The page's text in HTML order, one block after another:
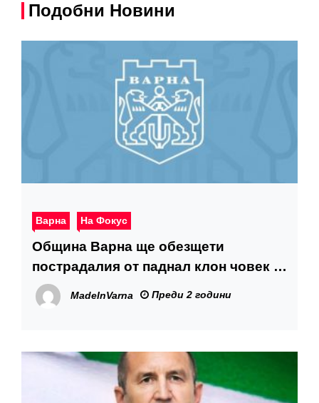
Подобни Новини
Варна На Фокус
Община Варна ще обезщети
пострадалия от паднал клон човек в
градинката зад театъра
MadeInVarna Преди 2 години